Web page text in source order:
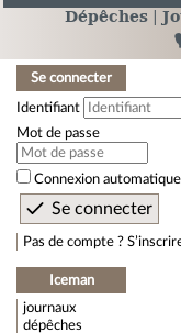
Dépêches
Se connecter
Identifiant
Mot de passe
Connexion automatique
Pas de compte ?
Iceman
journaux
dépêches